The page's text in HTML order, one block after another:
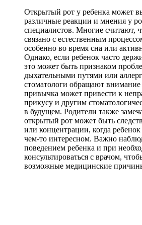
Открытый рот у ребенка может
различные реакции и мнения у
специалистов. Многие считают,
связано с естественным
особенно во время сна или
Однако, если ребенок часто
это может быть признаком
дыхательными путями или
стоматологи обращают внимание
привычка может привести к
прикусу и другим
в будущем. Родители также
открытый рот может быть
или концентрации, когда ребенок
чем-то интересном. Важно
поведением ребенка и при
консультироваться с врачом,
возможные медицинские